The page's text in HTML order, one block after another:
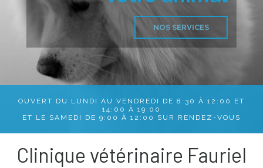
NOS SERVICES
OUVERT DU LUNDI AU VENDREDI DE 8:30 À 12:00 ET
14:00 À 19:00
ET LE SAMEDI DE 9:00 À 12:00 SUR RENDEZ-VOUS
Clinique vétérinaire Fauriel